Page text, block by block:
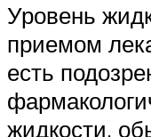
Уровень
приемом
есть
жидкости,